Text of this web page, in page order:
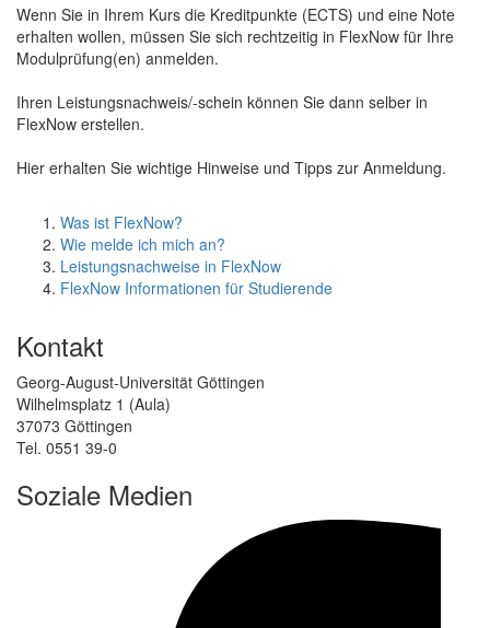
Wenn Sie in Ihrem Kurs die Kreditpunkte (ECTS) und eine Note
erhalten wollen, müssen Sie sich rechtzeitig in FlexNow für Ihre
Modulprüfung(en) anmelden.
Ihren Leistungsnachweis/-schein können Sie dann selber in
FlexNow erstellen.
Hier erhalten Sie wichtige Hinweise und Tipps zur Anmeldung.
Was ist FlexNow?
Wie melde ich mich an?
Leistungsnachweise in FlexNow
FlexNow Informationen für Studierende
Kontakt
Georg-August-Universität Göttingen
Wilhelmsplatz 1 (Aula)
37073 Göttingen
Tel. 0551 39-0
Soziale Medien